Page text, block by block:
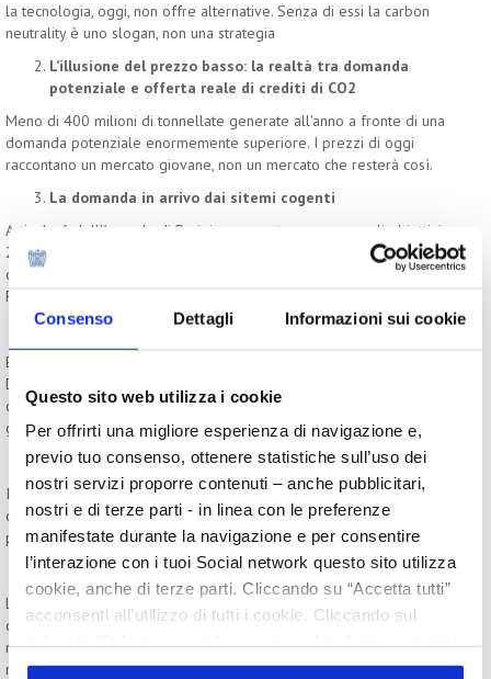
Consenso Dettagli Informazioni sui cookie
Questo sito web utilizza i cookie
Per offrirti una migliore esperienza di navigazione e,
previo tuo consenso, ottenere statistiche sull’uso dei
nostri servizi proporre contenuti – anche pubblicitari,
nostri e di terze parti - in linea con le preferenze
manifestate durante la navigazione e per consentire
l’interazione con i tuoi Social network questo sito utilizza
cookie, anche di terze parti. Cliccando su “Accetta tutti”
acconsenti all’utilizzo di tutti i cookie. Cliccando sul
o profilazione viene utilizzato. Cliccando su
la tecnologia, oggi, non offre alternative. Senza di essi la carbon
neutrality è uno slogan, non una strategia
L’illusione del prezzo basso: la realtà tra domanda
potenziale e offerta reale di crediti di CO2
Meno di 400 milioni di tonnellate generate all'anno a fronte di una
domanda potenziale enormemente superiore. I prezzi di oggi
raccontano un mercato giovane, non un mercato che resterà così.
La domanda in arrivo dai sitemi cogenti
Articolo 6 dell'Accordo di Parigi e proposta europea sugli obiettivi
2040 aprono ai crediti. Le aziende più accorte acquistano già
quote dei progetti per garantirsi fornitura futura di crediti di CO2.
Prospettive di rialzo fino a due ordini di grandezza.
Il paradosso europeo.
Bruxelles apre ai crediti di CO2 negli obiettivi 2040, ma con la
Direttiva 2024/825 (anti greenwashing) rende più difficile
comunicare impegni di neutralità climatica. Un'incoerenza da
governare strategicamente.
Compliance e vantaggio competitivo.
Integrare i crediti restando allineati a ICVCM, ISO 14068-1 e alle
direttive europee è possibile e oggi è un'opportunità di
posizionamento prima ancora che reputazionale.
L'intervento raccoglie il testimone dalla misurazione e riduzione
delle emissioni per affrontare la domanda successiva: come si
raggiunge concretamente la neutralità climatica una volta ridotto il
riducibile? La risposta passa dagli strumenti di mercato, che non